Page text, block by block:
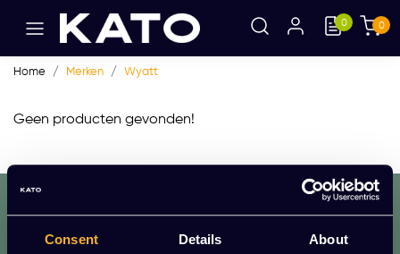
Consent Details About
0 0
Home Merken Wyatt
Geen producten gevonden!
Mis geen enkele aanbieding of actie.
Meld je aan voor onze nieuwsbrief!